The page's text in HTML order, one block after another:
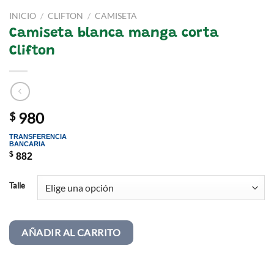
INICIO / CLIFTON / CAMISETA
Camiseta blanca manga corta
Clifton
$980
TRANSFERENCIA
BANCARIA
$ 882
Talle
AÑADIR AL CARRITO